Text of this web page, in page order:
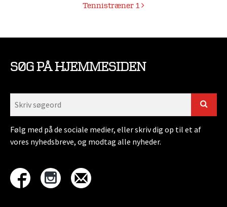
Tennistræner 1
SØG PÅ HJEMMESIDEN
Følg med på de sociale medier, eller skriv dig op til et af
vores nyhedsbreve, og modtag alle nyheder.